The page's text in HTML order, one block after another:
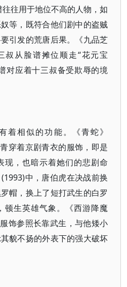
往用于地位不高的人物，如
等，既符合他们剧中的盗贼
引发的荒唐后果。《九品芝
叔从脸谱摊位顺走“花元宝
对应着十三叔备受欺辱的境
着相似的功能。《青蛇》
穿着京剧青衣的服饰，即是
现，也暗示着她们的悲剧命
中，唐伯虎在决战前换
帽，换上了短打武生的白罗
顿生英雄气象。《西游降魔
饰参照长靠武生，与他矮小
貌不扬的外表下的强大破坏